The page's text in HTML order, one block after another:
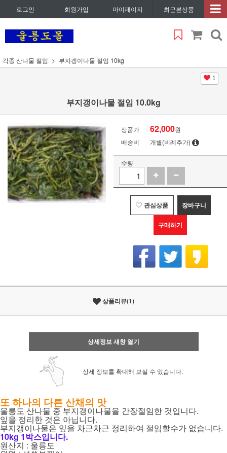
로그인 회원가입 마이페이지 최근본상품
각종 산나물 절임 부지갱이나물 절임 10kg
1
부지갱이나물 절임 10.0kg
상품가 62,000원
배송비
개별(비례추가)
수량
관심상품 장바구니
구매하기
상품리뷰(1)
상세정보 새창 열기
상세 정보를 확대해 보실 수 있습니다.
또 하나의 다른 산채의 맛
울릉도 산나물 중 부지갱이나물을 간장절임한 것입니다.
잎을 정리한 것은 아닙니다.
부지갱이나물은 잎을 차근차근 정리하여 절임할수가 없습니다.
10kg 1박스입니다.
원산지 : 울릉도